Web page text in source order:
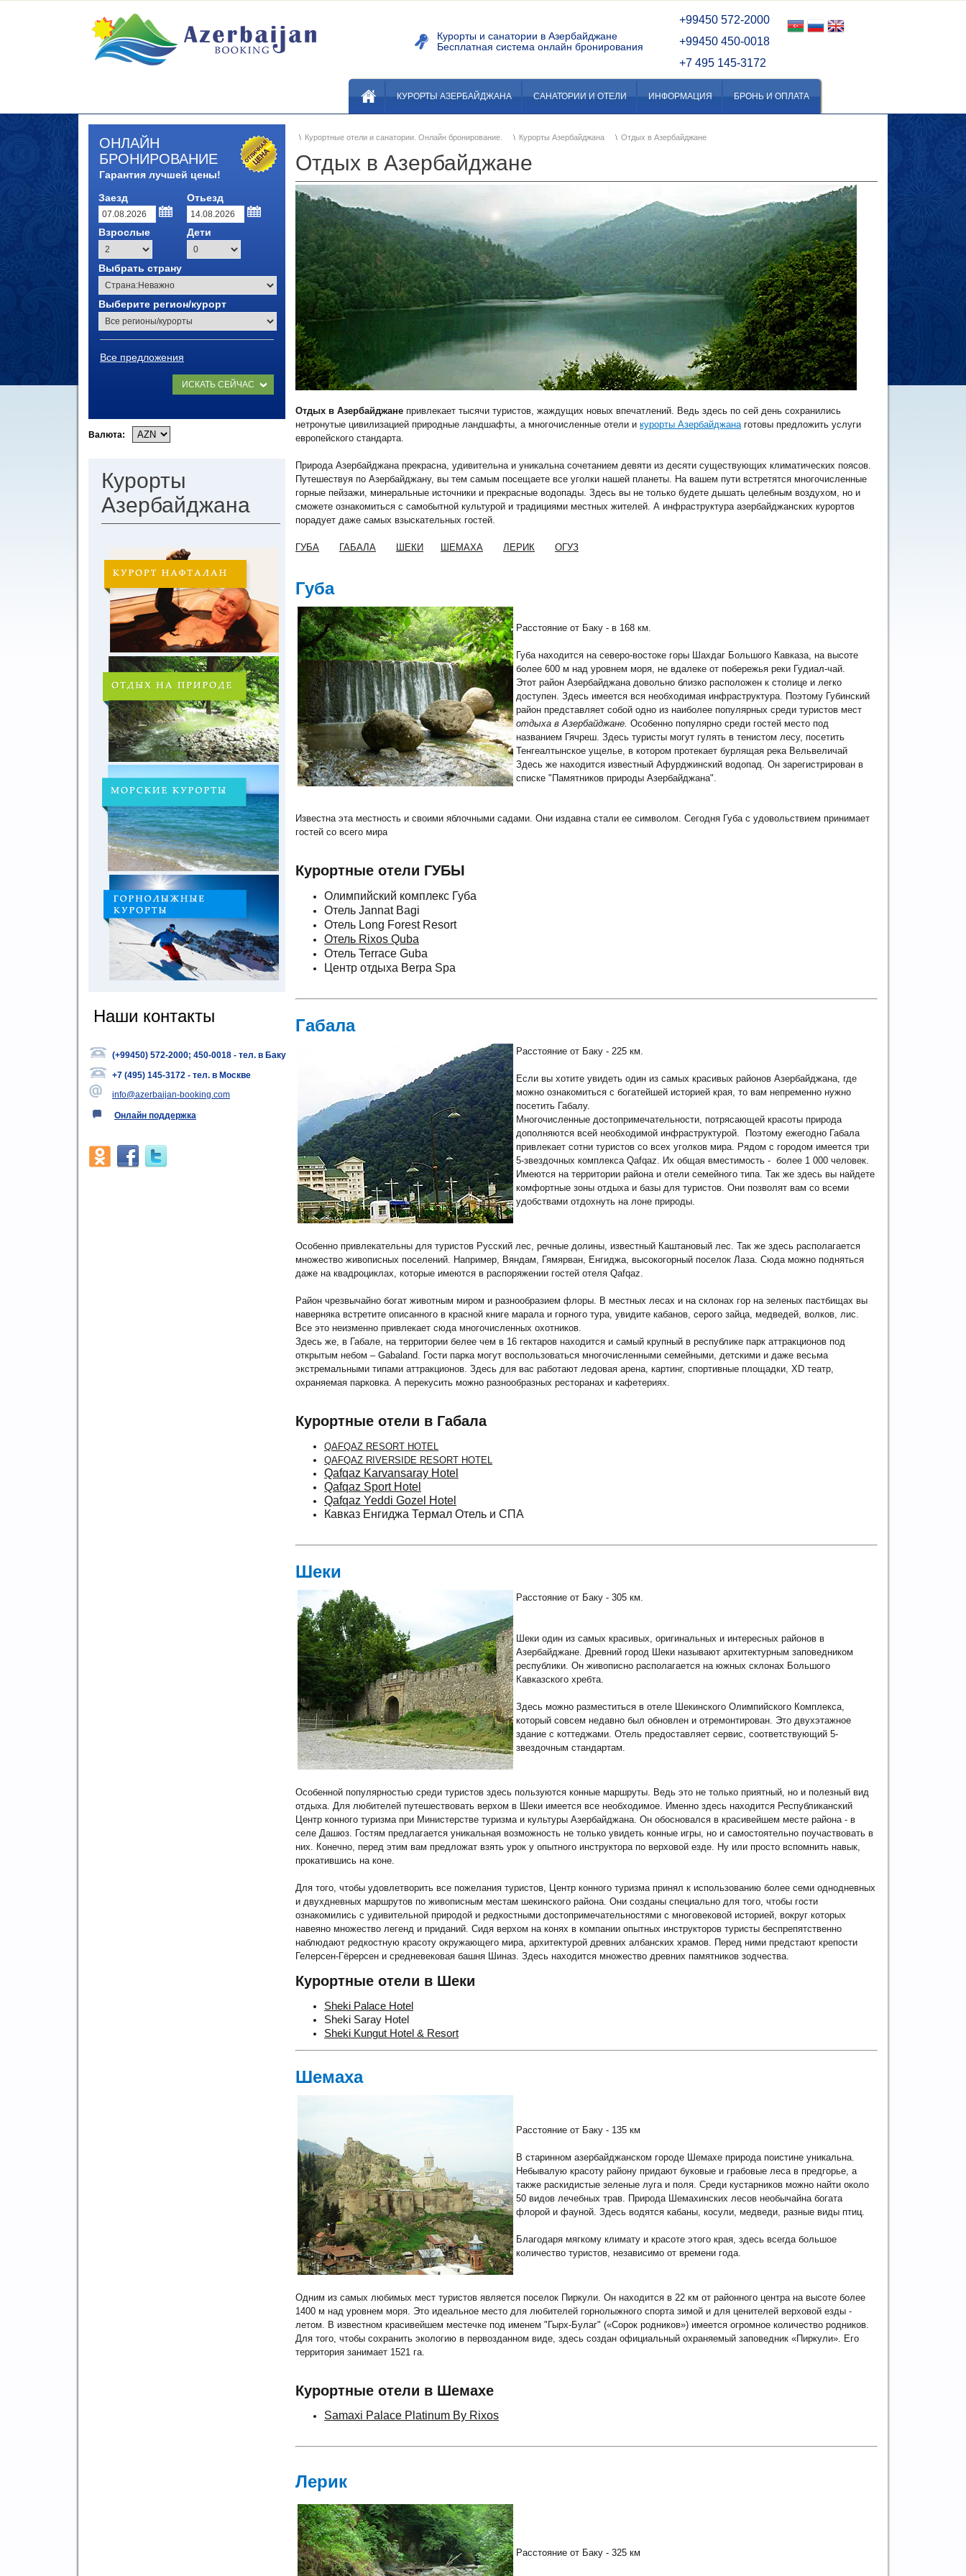
Курорты и санатории в Азербайджане
Бесплатная система онлайн бронирования
+99450 572-2000
+99450 450-0018
+7 495 145-3172
КУРОРТЫ АЗЕРБАЙДЖАНА САНАТОРИИ И ОТЕЛИ ИНФОРМАЦИЯ БРОНЬ И ОПЛАТА
ОНЛАЙН
БРОНИРОВАНИЕ
Гарантия лучшей цены!
Заезд
Отьезд
Взрослые Дети
Выбрать страну
Выберите регион/курорт
Все предложения
ИСКАТЬ СЕЙЧАС
Валюта:
Курорты
Азербайджана
Наши контакты
(+99450) 572-2000; 450-0018 - тел. в Баку
+7 (495) 145-3172 - тел. в Москве
info@azerbaijan-booking.com
Онлайн поддержка
Курортные отели и санатории. Онлайн бронирование. Курорты Азербайджана Отдых в Азербайджане
Отдых в Азербайджане
Отдых в Азербайджане привлекает тысячи туристов, жаждущих новых впечатлений. Ведь здесь по сей день сохранились
нетронутые цивилизацией природные ландшафты, а многочисленные отели и курорты Азербайджанаготовы предложить услуги
европейского стандарта.
Природа Азербайджана прекрасна, удивительна и уникальна сочетанием девяти из десяти существующих климатических поясов.
Путешествуя по Азербайджану, вы тем самым посещаете все уголки нашей планеты. На вашем пути встретятся многочисленные
горные пейзажи, минеральные источники и прекрасные водопады. Здесь вы не только будете дышать целебным воздухом, но и
сможете ознакомиться с самобытной культурой и традициями местных жителей. А инфраструктура азербайджанских курортов
порадует даже самых взыскательных гостей.
ГУБА ГАБАЛА ШЕКИ ШЕМАХА ЛЕРИК ОГУЗ
Губа
Расстояние от Баку - в 168 км.
Губа находится на северо-востоке горы Шахдаг Большого Кавказа, на высоте
более 600 м над уровнем моря, не вдалеке от побережья реки Гудиал-чай.
Этот район Азербайджана довольно близко расположен к столице и легко
доступен. Здесь имеется вся необходимая инфраструктура. Поэтому Губинский
район представляет собой одно из наиболее популярных среди туристов мест
отдыха в Азербайджане. Особенно популярно среди гостей место под
названием Гячреш. Здесь туристы могут гулять в тенистом лесу, посетить
Тенгеалтынское ущелье, в котором протекает бурлящая река Вельвеличай
Здесь же находится известный Афурджинский водопад. Он зарегистрирован в
списке "Памятников природы Азербайджана".
Известна эта местность и своими яблочными садами. Они издавна стали ее символом. Сегодня Губа с удовольствием принимает
гостей со всего мира
Курортные отели ГУБЫ
Олимпийский комплекс Губа
Отель Jannat Bagi
Отель Long Forest Resort
Отель Rixos Quba
Отель Terrace Guba
Центр отдыха Berpa Spa
Габала
Расстояние от Баку - 225 км.
Если вы хотите увидеть один из самых красивых районов Азербайджана, где
можно ознакомиться с богатейшей историей края, то вам непременно нужно
посетить Габалу.
Многочисленные достопримечательности, потрясающей красоты природа
дополняются всей необходимой инфраструктурой. Поэтому ежегодно Габала
привлекает сотни туристов со всех уголков мира. Рядом с городом имеется три
5-звездочных комплекса Qafqaz. Их общая вместимость - более 1 000 человек.
Имеются на территории района и отели семейного типа. Так же здесь вы найдете
комфортные зоны отдыха и базы для туристов. Они позволят вам со всеми
удобствами отдохнуть на лоне природы.
Особенно привлекательны для туристов Русский лес, речные долины, известный Каштановый лес. Так же здесь располагается
множество живописных поселений. Например, Вяндам, Гямярван, Енгиджа, высокогорный поселок Лаза. Сюда можно подняться
даже на квадроциклах, которые имеются в распоряжении гостей отеля Qafqaz.
Район чрезвычайно богат животным миром и разнообразием флоры. В местных лесах и на склонах гор на зеленых пастбищах вы
наверняка встретите описанного в красной книге марала и горного тура, увидите кабанов, серого зайца, медведей, волков, лис.
Все это неизменно привлекает сюда многочисленных охотников.
Здесь же, в Габале, на территории белее чем в 16 гектаров находится и самый крупный в республике парк аттракционов под
открытым небом – Gabaland. Гости парка могут воспользоваться многочисленными семейными, детскими и даже весьма
экстремальными типами аттракционов. Здесь для вас работают ледовая арена, картинг, спортивные площадки, XD театр,
охраняемая парковка. А перекусить можно разнообразных ресторанах и кафетериях.
Курортные отели в Габала
QAFQAZ RESORT HOTEL
QAFQAZ RIVERSIDE RESORT HOTEL
Qafqaz Karvansaray Hotel
Qafqaz Sport Hotel
Qafqaz Yeddi Gozel Hotel
Кавказ Енгиджа Термал Отель и СПА
Шеки
Расстояние от Баку - 305 км.
Шеки один из самых красивых, оригинальных и интересных районов в
Азербайджане. Древний город Шеки называют архитектурным заповедником
республики. Он живописно располагается на южных склонах Большого
Кавказского хребта.
Здесь можно разместиться в отеле Шекинского Олимпийского Комплекса,
который совсем недавно был обновлен и отремонтирован. Это двухэтажное
здание с коттеджами. Отель предоставляет сервис, соответствующий 5-
звездочным стандартам.
Особенной популярностью среди туристов здесь пользуются конные маршруты. Ведь это не только приятный, но и полезный вид
отдыха. Для любителей путешествовать верхом в Шеки имеется все необходимое. Именно здесь находится Республиканский
Центр конного туризма при Министерстве туризма и культуры Азербайджана. Он обосновался в красивейшем месте района - в
селе Дашюз. Гостям предлагается уникальная возможность не только увидеть конные игры, но и самостоятельно поучаствовать в
них. Конечно, перед этим вам предложат взять урок у опытного инструктора по верховой езде. Ну или просто вспомнить навык,
прокатившись на коне.
Для того, чтобы удовлетворить все пожелания туристов, Центр конного туризма принял к использованию более семи однодневных
и двухдневных маршрутов по живописным местам шекинского района. Они созданы специально для того, чтобы гости
ознакомились с удивительной природой и редкостными достопримечательностями с многовековой историей, вокруг которых
навеяно множество легенд и приданий. Сидя верхом на конях в компании опытных инструкторов туристы беспрепятственно
наблюдают редкостную красоту окружающего мира, архитектурой древних албанских храмов. Перед ними предстают крепости
Гелерсен-Гёрерсен и средневековая башня Шиназ. Здесь находится множество древних памятников зодчества.
Курортные отели в Шеки
Sheki Palace Hotel
Sheki Saray Hotel
Sheki Kungut Hotel & Resort
Шемаха
Расстояние от Баку - 135 км
В старинном азербайджанском городе Шемахе природа поистине уникальна.
Небывалую красоту району придают буковые и грабовые леса в предгорье, а
также раскидистые зеленые луга и поля. Среди кустарников можно найти около
50 видов лечебных трав. Природа Шемахинских лесов необычайна богата
флорой и фауной. Здесь водятся кабаны, косули, медведи, разные виды птиц.
Благодаря мягкому климату и красоте этого края, здесь всегда большое
количество туристов, независимо от времени года.
Одним из самых любимых мест туристов является поселок Пиркули. Он находится в 22 км от районного центра на высоте более
1400 м над уровнем моря. Это идеальное место для любителей горнолыжного спорта зимой и для ценителей верховой езды -
летом. В известном красивейшем местечке под именем "Гырх-Булаг" («Сорок родников») имеется огромное количество родников.
Для того, чтобы сохранить экологию в первозданном виде, здесь создан официальный охраняемый заповедник «Пиркули». Его
территория занимает 1521 га.
Курортные отели в Шемахе
Samaxi Palace Platinum By Rixos
Лерик
Расстояние от Баку - 325 км